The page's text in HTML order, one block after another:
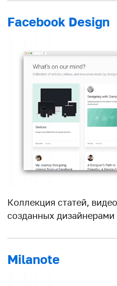
Facebook Design
Коллекция статей,
созданных дизайнерами
Milanote